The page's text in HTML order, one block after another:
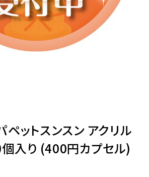
具
トイ
7659
ペットスンスン アクリル
入り (400円カプセル)